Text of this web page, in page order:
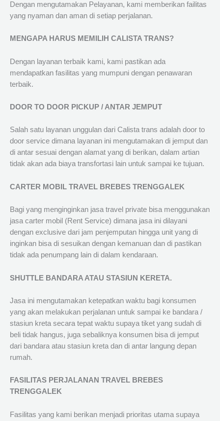
Dengan mengutamakan Pelayanan, kami memberikan failitas
yang nyaman dan aman di setiap perjalanan.
MENGAPA HARUS MEMILIH CALISTA TRANS?
Dengan layanan terbaik kami, kami pastikan ada
mendapatkan fasilitas yang mumpuni dengan penawaran
terbaik.
DOOR TO DOOR PICKUP / ANTAR JEMPUT
Salah satu layanan unggulan dari Calista trans adalah door to
door service dimana layanan ini mengutamakan di jemput dan
di antar sesuai dengan alamat yang di berikan, dalam artian
tidak akan ada biaya transfortasi lain untuk sampai ke tujuan.
CARTER MOBIL TRAVEL BREBES TRENGGALEK
Bagi yang menginginkan jasa travel private bisa menggunakan
jasa carter mobil (Rent Service) dimana jasa ini dilayani
dengan exclusive dari jam penjemputan hingga unit yang di
inginkan bisa di sesuikan dengan kemanuan dan di pastikan
tidak ada penumpang lain di dalam kendaraan.
SHUTTLE BANDARA ATAU STASIUN KERETA.
Jasa ini mengutamakan ketepatkan waktu bagi konsumen
yang akan melakukan perjalanan untuk sampai ke bandara /
stasiun kreta secara tepat waktu supaya tiket yang sudah di
beli tidak hangus, juga sebaliknya konsumen bisa di jemput
dari bandara atau stasiun kreta dan di antar langung depan
rumah.
FASILITAS PERJALANAN TRAVEL BREBES
TRENGGALEK
Fasilitas yang kami berikan menjadi prioritas utama supaya